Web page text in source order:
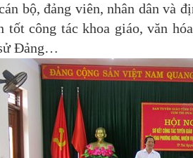
bộ, đảng viên, nhân dân và
tốt công tác khoa giáo, văn
Đảng…